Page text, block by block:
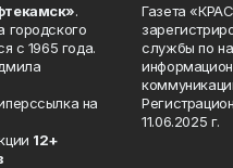
.
городского
с 1965 года.
на
12+
Газета
службы по
11.06.2025 г.